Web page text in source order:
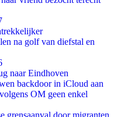
na golf van diefstal en
naar Eindhoven
backdoor in iCloud aan
OM geen enkel
grensaanval door migranten